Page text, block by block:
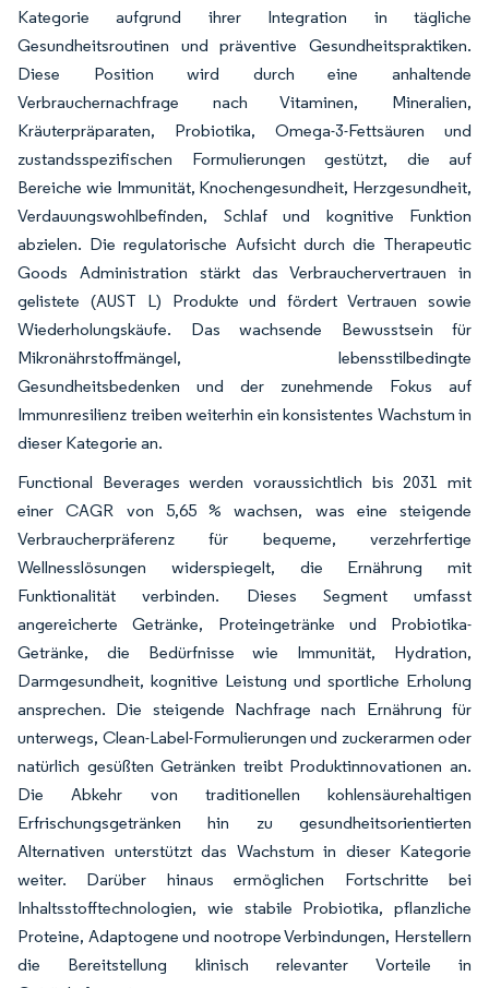
Kategorie aufgrund ihrer Integration in tägliche
Gesundheitsroutinen und präventive Gesundheitspraktiken.
Diese Position wird durch eine anhaltende
Verbrauchernachfrage nach Vitaminen, Mineralien,
Kräuterpräparaten, Probiotika, Omega-3-Fettsäuren und
zustandsspezifischen Formulierungen gestützt, die auf
Bereiche wie Immunität, Knochengesundheit, Herzgesundheit,
Verdauungswohlbefinden, Schlaf und kognitive Funktion
abzielen. Die regulatorische Aufsicht durch die Therapeutic
Goods Administration stärkt das Verbrauchervertrauen in
gelistete (AUST L) Produkte und fördert Vertrauen sowie
Wiederholungskäufe. Das wachsende Bewusstsein für
Mikronährstoffmängel, lebensstilbedingte
Gesundheitsbedenken und der zunehmende Fokus auf
Immunresilienz treiben weiterhin ein konsistentes Wachstum in
dieser Kategorie an.
Functional Beverages werden voraussichtlich bis 2031 mit
einer CAGR von 5,65 % wachsen, was eine steigende
Verbraucherpräferenz für bequeme, verzehrfertige
Wellnesslösungen widerspiegelt, die Ernährung mit
Funktionalität verbinden. Dieses Segment umfasst
angereicherte Getränke, Proteingetränke und Probiotika-
Getränke, die Bedürfnisse wie Immunität, Hydration,
Darmgesundheit, kognitive Leistung und sportliche Erholung
ansprechen. Die steigende Nachfrage nach Ernährung für
unterwegs, Clean-Label-Formulierungen und zuckerarmen oder
natürlich gesüßten Getränken treibt Produktinnovationen an.
Die Abkehr von traditionellen kohlensäurehaltigen
Erfrischungsgetränken hin zu gesundheitsorientierten
Alternativen unterstützt das Wachstum in dieser Kategorie
weiter. Darüber hinaus ermöglichen Fortschritte bei
Inhaltsstofftechnologien, wie stabile Probiotika, pflanzliche
Proteine, Adaptogene und nootrope Verbindungen, Herstellern
die Bereitstellung klinisch relevanter Vorteile in